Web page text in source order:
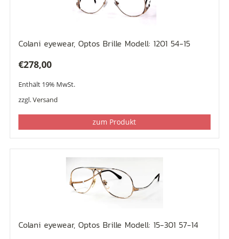
Colani eyewear, Optos Brille Modell: 1201 54-15
€278,00
Enthält 19% MwSt.
zzgl.Versand
zum Produkt
Colani eyewear, Optos Brille Modell: 15-301 57-14